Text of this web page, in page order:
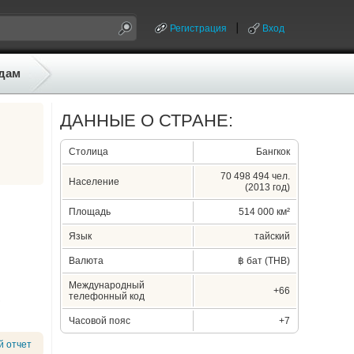
Регистрация Вход
отчет
ДАННЫЕ О СТРАНЕ:
Столица Бангкок
Население
70 498 494 чел.
(2013 год)
Площадь 514 000 км²
Язык тайский
Валюта ฿ бат (THB)
Международный
телефонный код
+66
Часовой пояс +7